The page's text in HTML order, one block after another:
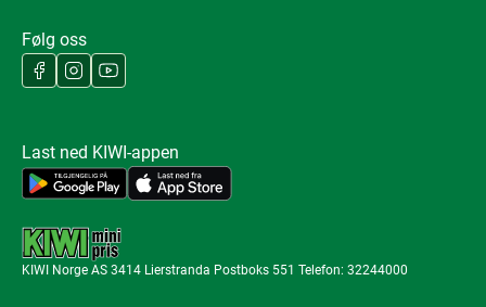
Følg oss
Last ned KIWI-appen
KIWI Norge AS 3414 Lierstranda Postboks 551 Telefon: 32244000